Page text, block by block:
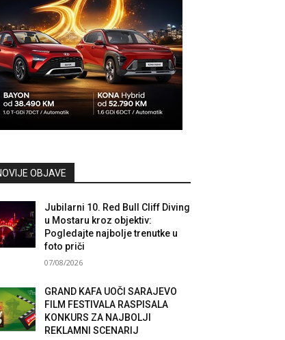
OBJAVE
Jubilarni 10. Red Bull Cliff Diving
u Mostaru kroz objektiv:
Pogledajte najbolje trenutke u
foto priči
07/08/2026
GRAND KAFA UOČI SARAJEVO
FILM FESTIVALA RASPISALA
KONKURS ZA NAJBOLJI
REKLAMNI SCENARIJ